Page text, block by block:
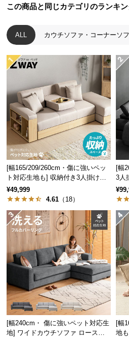
返
ャ
セ
に
つ
い
て
保
証
に
つ
い
会
規
約
つ
て
この商品と同じカテゴリのランキ
ALL カウチソファ・コーナーソ
[幅165/209/260cm・傷に強いペッ
ト対応生地も] 収納付き3人掛け多
機能ソファ
¥49,999
4.61 （18）
[幅
3人
計
[幅240cm・ 傷に強いペット対応生
地] ワイドカウチソファ ロースタ
[幅
地